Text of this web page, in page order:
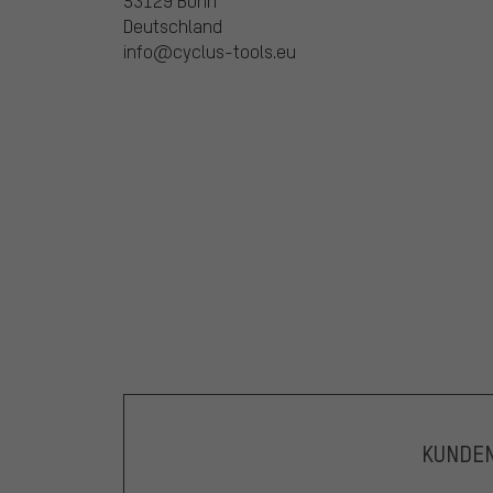
Deutschland
info@cyclus-tools.eu